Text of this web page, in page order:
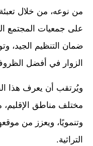
من نوعه، من خلال
على جمعيات المجتمع
ضمان التنظيم الجيد،
الزوار في أفضل
ويُرتقب أن يعرف هذا
مختلف مناطق الإقليم،
وتنمويًا، ويعزز من
التراثية.